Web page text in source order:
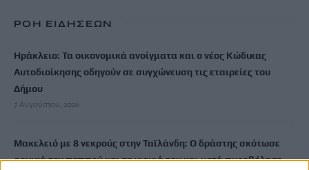
ΡΟΗ ΕΙΔΗΣΕΩΝ
Ηράκλειο: Τα οικονομικά ανοίγματα και ο νέος Κώδικας
Αυτοδιοίκησης οδηγούν σε συγχώνευση τις εταιρείες του
Δήμου
7 Αυγούστου, 2026
Μακελειό με 8 νεκρούς στην Ταϊλάνδη: Ο δράστης σκότωσε
αρχικά τον παππού και τη γιαγιά του και μετά πυροβόλησε